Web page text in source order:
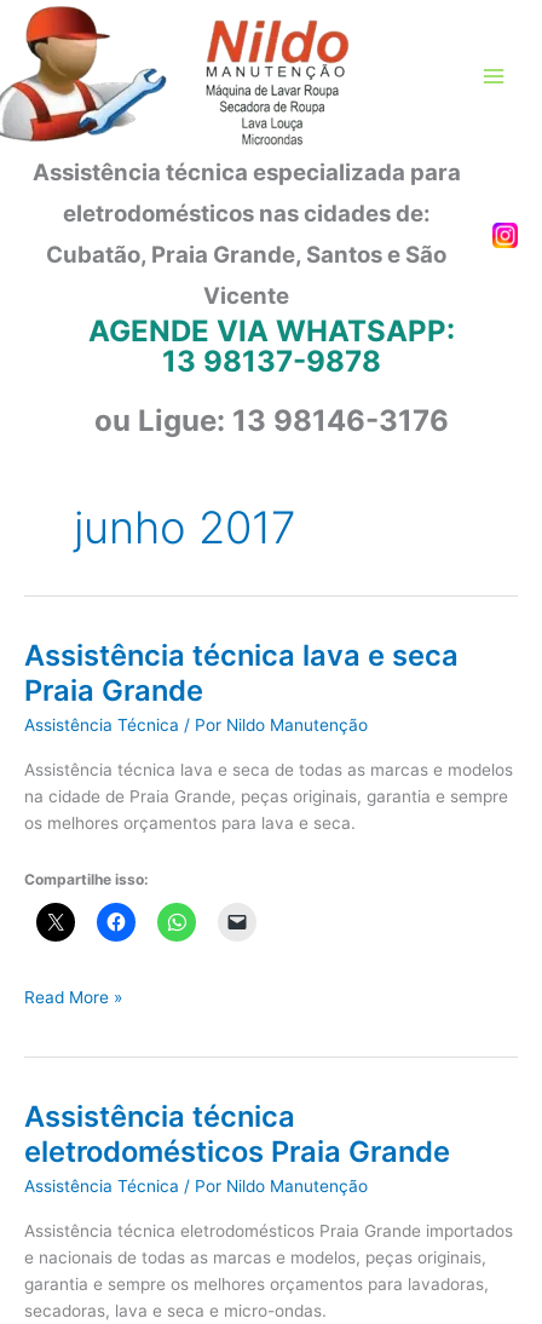
para
conteúdo
Assistência técnica especializada para
eletrodomésticos nas cidades de:
Cubatão, Praia Grande, Santos e São
Vicente
AGENDE VIA WHATSAPP:
13 98137-9878
ou Ligue: 13 98146-3176
junho 2017
Assistência técnica lava e seca
Praia Grande
Assistência Técnica / Por Nildo Manutenção
Assistência técnica lava e seca de todas as marcas e modelos
na cidade de Praia Grande, peças originais, garantia e sempre
os melhores orçamentos para lava e seca.
Compartilhe isso:
Assistência
seca
Praia
Grande
Read More »
Assistência técnica
eletrodomésticos Praia Grande
Assistência Técnica / Por Nildo Manutenção
Assistência técnica eletrodomésticos Praia Grande importados
e nacionais de todas as marcas e modelos, peças originais,
garantia e sempre os melhores orçamentos para lavadoras,
secadoras, lava e seca e micro-ondas.